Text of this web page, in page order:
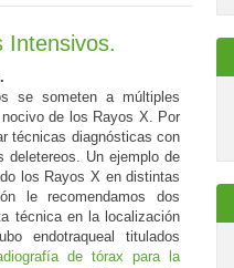
Intensivos.
se someten a múltiples
de los Rayos X. Por
técnicas diagnósticas con
Un ejemplo de
los Rayos X en distintas
le recomendamos dos
técnica en la localización
endotraqueal titulados
de tórax para la